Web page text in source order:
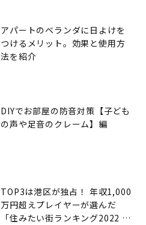
アパートのベランダに日よけを
つけるメリット。効果と使用方
法を紹介
DIYでお部屋の防音対策【子ども
の声や足音のクレーム】編
TOP3は港区が独占！ 年収1,000
万円超えプレイヤーが選んだ
「住みたい街ランキング2022 by